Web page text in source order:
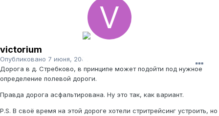
victorium
Опубликовано 7 июня, 2008
Дорога в д. Стребково, в принципе может подойти под нужное
определение полевой дороги.
Правда дорога асфальтирована. Ну это так, как вариант.
P.S. В своё время на этой дороге хотели стритрейсинг устроить, но